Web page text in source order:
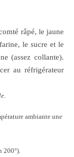
râpé, le jaune
le sucre et le
(assez collante).
au réfrigérateur
ambiante une
200°).